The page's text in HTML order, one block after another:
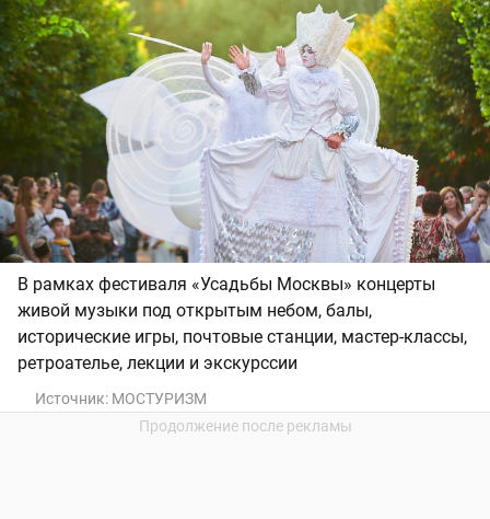
В рамках фестиваля «Усадьбы Москвы» концерты
живой музыки под открытым небом, балы,
исторические игры, почтовые станции, мастер-классы,
ретроателье, лекции и экскурссии
Источник: МОСТУРИЗМ